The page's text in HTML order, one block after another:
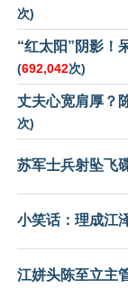
次)
“红太阳”阴影！
(692,042次)
丈夫心宽肩厚？
次)
苏军士兵射坠飞
小笑话：理成江
江姘头陈至立主